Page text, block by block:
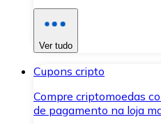
Ver tudo
Cupons cripto
Compre criptomoedas
de pagamento na loja